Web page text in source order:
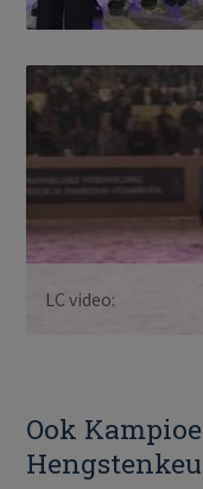
LC video:
Ook